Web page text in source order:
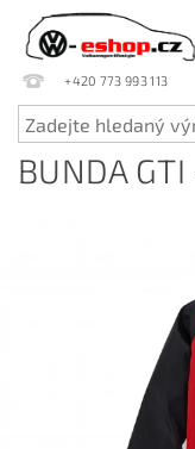
+420 773 993 113
BUNDA